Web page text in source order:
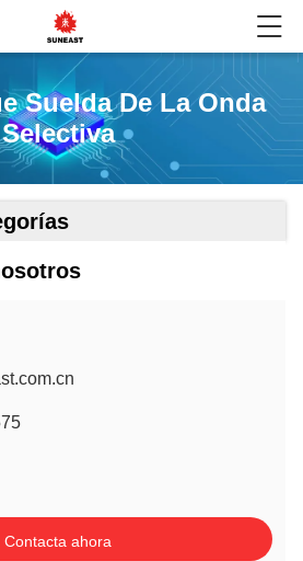
Suelda De La Onda
Selectiva
Contacta ahora